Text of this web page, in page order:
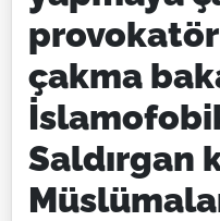
çakma
Saldırgan